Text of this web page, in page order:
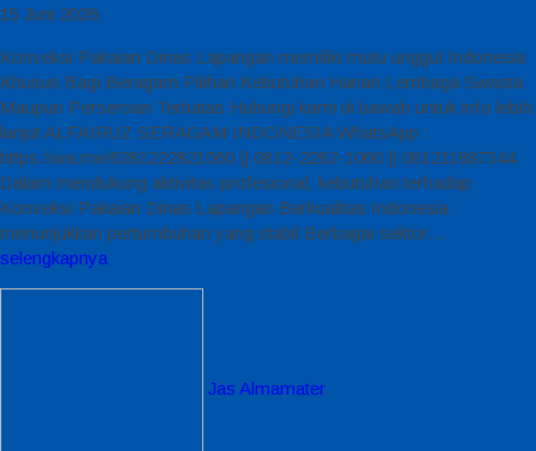
15 Juni 2026
Konveksi Pakaian Dinas Lapangan memiliki mutu unggul Indonesia
Khusus Bagi Beragam Pilihan Kebutuhan Harian Lembaga Swasta
Maupun Perseroan Terbatas Hubungi kami di bawah untuk info lebih
lanjut ALFAIRUZ SERAGAM INDONESIA WhatsApp :
https://wa.me/6281222821060 || 0812-2282-1060 || 081211887344
Dalam mendukung aktivitas profesional, kebutuhan terhadap
Konveksi Pakaian Dinas Lapangan Berkualitas Indonesia
menunjukkan pertumbuhan yang stabil Berbagai sektor…
selengkapnya
Jas Almamater